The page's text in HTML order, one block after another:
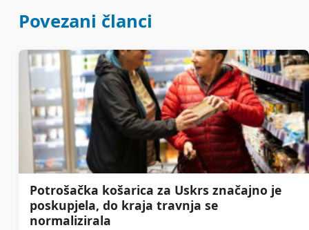
Povezani članci
Potrošačka košarica za Uskrs značajno je
poskupjela, do kraja travnja se
normalizirala